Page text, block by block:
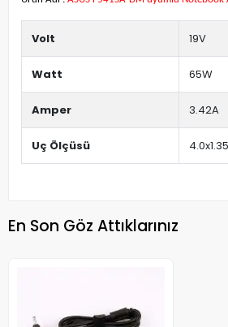
Volt 19V
Watt 65W
Amper 3.42A
Uç Ölçüsü
En Son Göz Attıklarınız